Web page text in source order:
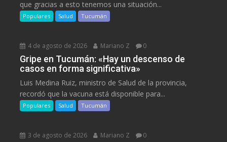
que gracias a esto tenemos una situación...
Populares Salud Tucumán
4 de agosto de 2026 Mariano Z 0
Gripe en Tucumán: «Hay un descenso de
casos en forma significativa»
Luis Medina Ruiz, ministro de Salud de la provincia,
recordó que la vacuna está disponible para...
Populares Salud Tucumán
3 de agosto de 2026 Mariano Z 0